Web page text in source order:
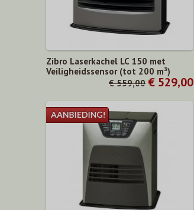
Zibro Laserkachel LC 150 met
Veiligheidssensor (tot 200 m³)
€ 559,00 € 529,00